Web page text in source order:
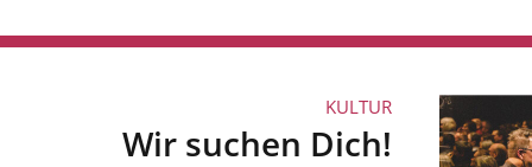
KULTUR
Wir suchen Dich!